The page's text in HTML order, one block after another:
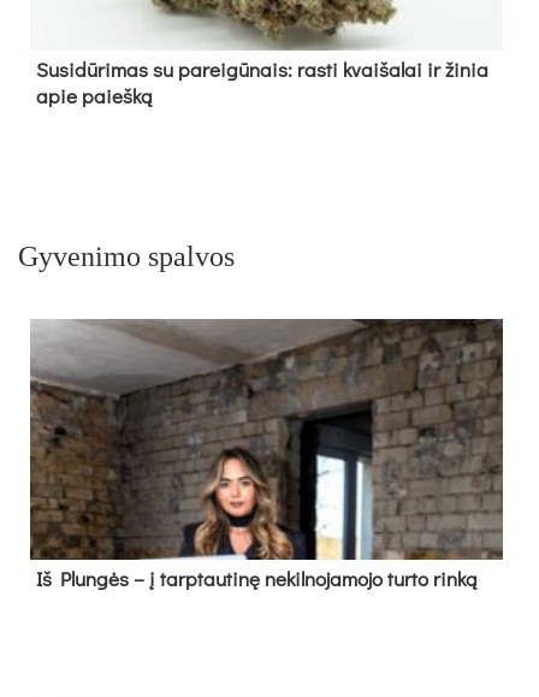
Su­si­dū­ri­mas su pa­rei­gū­nais: ras­ti kvai­ša­lai ir ži­nia
apie paieš­ką
Gyvenimo spalvos
Iš Plungės – į tarptautinę nekilnojamojo turto rinką